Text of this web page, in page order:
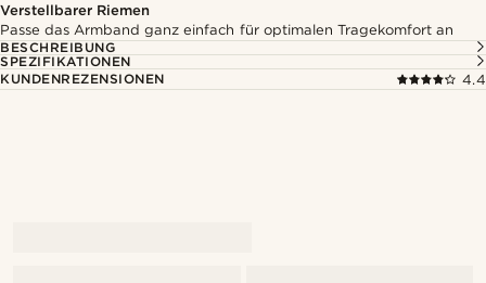
Verstellbarer Riemen
Passe das Armband ganz einfach für optimalen Tragekomfort an
BESCHREIBUNG
SPEZIFIKATIONEN
KUNDENREZENSIONEN
4.4